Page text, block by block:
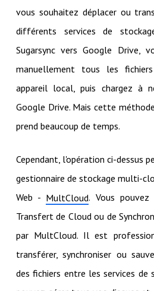
vous souhaitez déplacer ou
différents services de
Sugarsync vers Google Drive,
manuellement tous les
appareil local, puis chargez à
Google Drive. Mais cette
prend beaucoup de temps.
Cependant, l'opération ci-dessus
gestionnaire de stockage multi-
Web - MultCloud. Vous
Transfert de Cloud ou de
par MultCloud. Il est
transférer, synchroniser ou
des fichiers entre les services de